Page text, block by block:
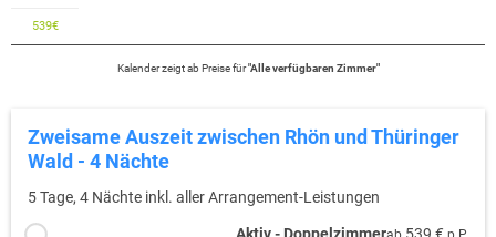
539€
Kalender zeigtab Preise für"Alle verfügbaren Zimmer"
Zweisame Auszeit zwischen Rhön und Thüringer
Wald - 4 Nächte
5 Tage, 4 Nächte inkl. aller Arrangement-Leistungen